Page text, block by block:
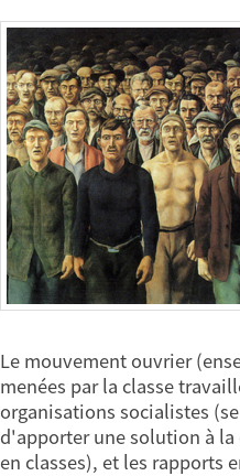
Le mouvement ouvrier
menées par la classe
organisations socialistes
d'apporter une solution à
en classes), et les rapports